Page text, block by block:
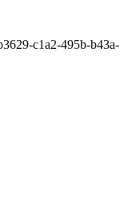
c1a2-495b-b43a-